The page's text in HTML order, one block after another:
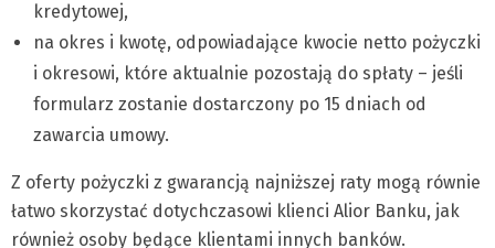
kredytowej,
na okres i kwotę, odpowiadające kwocie netto pożyczki
i okresowi, które aktualnie pozostają do spłaty – jeśli
formularz zostanie dostarczony po 15 dniach od
zawarcia umowy.
Z oferty pożyczki z gwarancją najniższej raty mogą równie
łatwo skorzystać dotychczasowi klienci Alior Banku, jak
również osoby będące klientami innych banków.